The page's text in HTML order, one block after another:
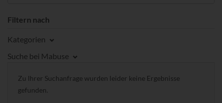
Filtern nach
Kategorien
Suche bei Mabuse
Zu Ihrer Suchanfrage wurden leider keine Ergebnisse
gefunden.